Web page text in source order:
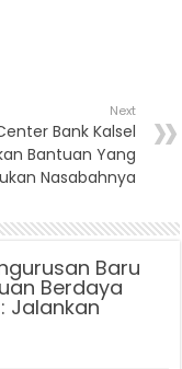
Next
Bank Kalsel
Bantuan Yang
Nasabahnya
Baru
Berdaya
Jalankan